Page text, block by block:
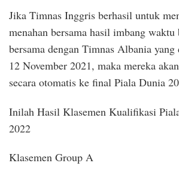
Jika Timnas Inggris berhasil untuk
menahan bersama hasil imbang waktu
bersama dengan Timnas Albania
12 November 2021, maka mereka
secara otomatis ke final Piala Dunia
Inilah Hasil Klasemen Kualifikasi
2022
Klasemen Group A